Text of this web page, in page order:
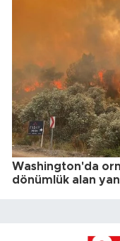
Washington'da
dönümlük alan